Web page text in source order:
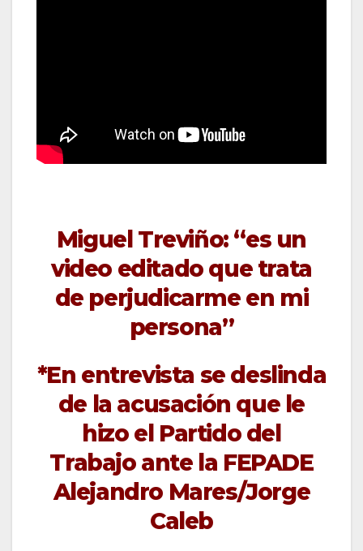
Miguel Treviño: “es un
video editado que trata
de perjudicarme en mi
persona”
*En entrevista se deslinda
de la acusación que le
hizo el Partido del
Trabajo ante la FEPADE
Alejandro Mares/Jorge
Caleb